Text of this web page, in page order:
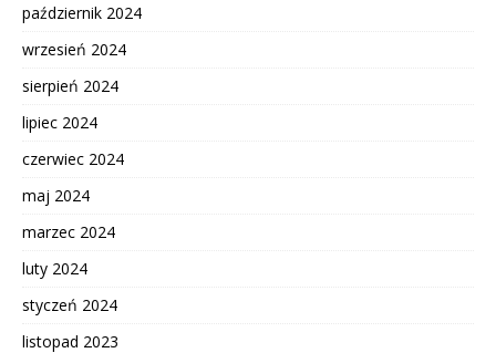
październik 2024
wrzesień 2024
sierpień 2024
lipiec 2024
czerwiec 2024
maj 2024
marzec 2024
luty 2024
styczeń 2024
listopad 2023